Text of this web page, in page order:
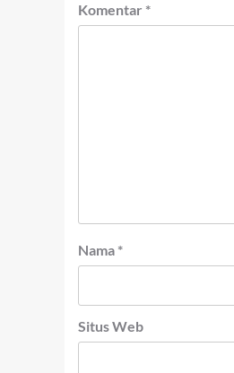
Komentar *
Nama *
Situs Web